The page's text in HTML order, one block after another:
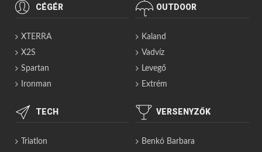
CÉGÉR
XTERRA
X2S
Spartan
Ironman
OUTDOOR
Kaland
Vadvíz
Levegő
Extrém
TECH
Triatlon
VERSENYZŐK
Benkó Barbara